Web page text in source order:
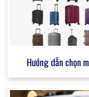
Hướng dẫn chọn